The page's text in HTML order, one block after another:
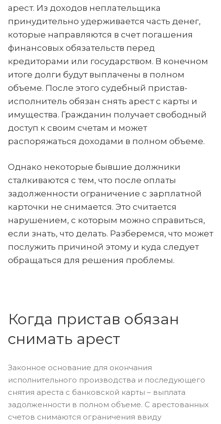
арест. Из доходов неплательщика
принудительно удерживается часть денег,
которые направляются в счет погашения
финансовых обязательств перед
кредиторами или государством. В конечном
итоге долги будут выплачены в полном
объеме. После этого судебный пристав-
исполнитель обязан снять арест с карты и
имущества. Гражданин получает свободный
доступ к своим счетам и может
распоряжаться доходами в полном объеме.
Однако некоторые бывшие должники
сталкиваются с тем, что после оплаты
задолженности ограничение с зарплатной
карточки не снимается. Это считается
нарушением, с которым можно справиться,
если знать, что делать. Разберемся, что может
послужить причиной этому и куда следует
обращаться для решения проблемы.
Когда пристав обязан
снимать арест
Законное основание для окончания
исполнительного производства и последующего
снятия ареста с банковской карты – выплата
задолженности в полном объеме. С арестованных
счетов снимаются ограничения ввиду